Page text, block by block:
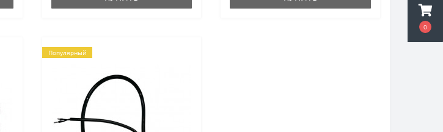
0
Популярный